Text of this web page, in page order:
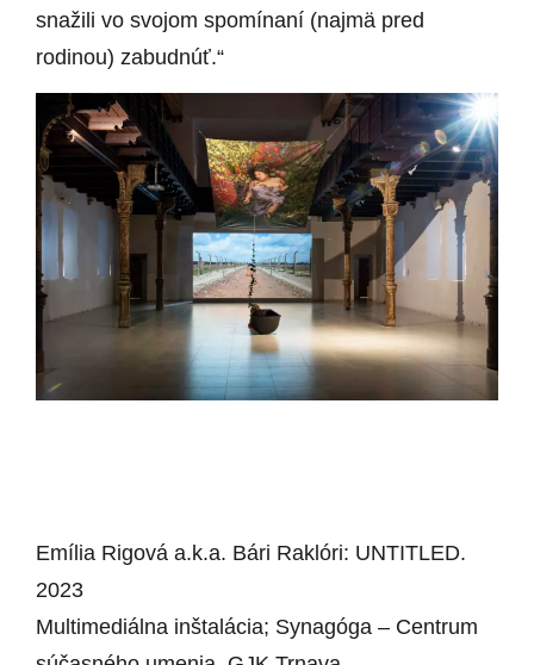
snažili vo svojom spomínaní (najmä pred
rodinou) zabudnúť.“
Emília Rigová a.k.a. Bári Raklóri: UNTITLED.
2023
Multimediálna inštalácia; Synagóga – Centrum